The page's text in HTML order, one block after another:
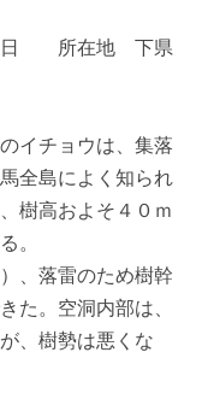
日 所在地 下県
イチョウは、集落
全島によく知られ
樹高およそ４０ｍ
。
、落雷のため樹幹
た。空洞内部は、
、樹勢は悪くな